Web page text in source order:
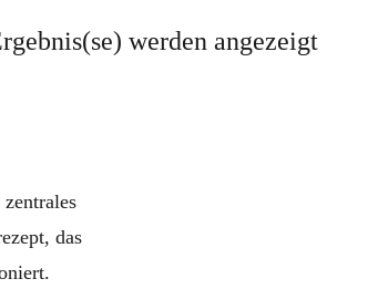
werden angezeigt
das